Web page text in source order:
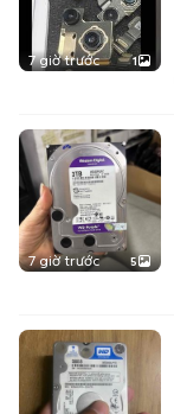
7 giờ trước 1
7 giờ trước 5